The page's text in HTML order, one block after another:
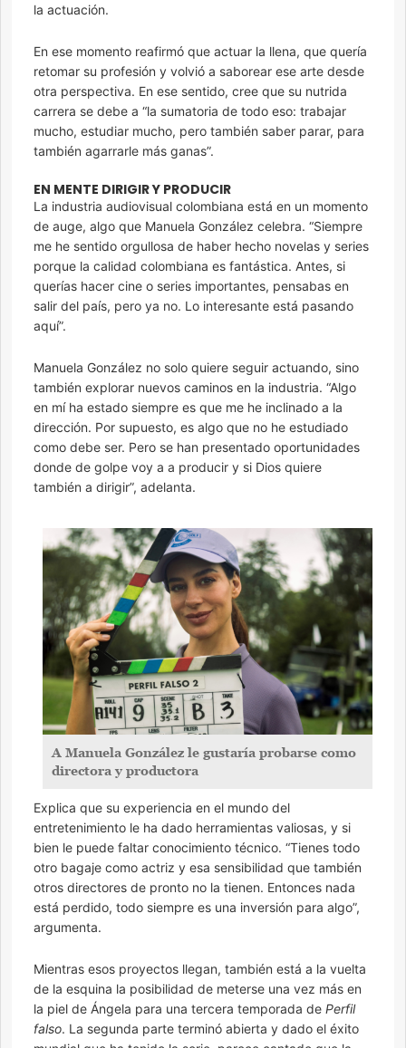
la actuación.
En ese momento reafirmó que actuar la llena, que quería
retomar su profesión y volvió a saborear ese arte desde
otra perspectiva. En ese sentido, cree que su nutrida
carrera se debe a “la sumatoria de todo eso: trabajar
mucho, estudiar mucho, pero también saber parar, para
también agarrarle más ganas”.
EN MENTE DIRIGIR Y PRODUCIR
La industria audiovisual colombiana está en un momento
de auge, algo que Manuela González celebra. “Siempre
me he sentido orgullosa de haber hecho novelas y series
porque la calidad colombiana es fantástica. Antes, si
querías hacer cine o series importantes, pensabas en
salir del país, pero ya no. Lo interesante está pasando
aquí”.
Manuela González no solo quiere seguir actuando, sino
también explorar nuevos caminos en la industria. “Algo
en mí ha estado siempre es que me he inclinado a la
dirección. Por supuesto, es algo que no he estudiado
como debe ser. Pero se han presentado oportunidades
donde de golpe voy a a producir y si Dios quiere
también a dirigir”, adelanta.
A Manuela González le gustaría probarse como
directora y productora
Explica que su experiencia en el mundo del
entretenimiento le ha dado herramientas valiosas, y si
bien le puede faltar conocimiento técnico. “Tienes todo
otro bagaje como actriz y esa sensibilidad que también
otros directores de pronto no la tienen. Entonces nada
está perdido, todo siempre es una inversión para algo”,
argumenta.
Mientras esos proyectos llegan, también está a la vuelta
de la esquina la posibilidad de meterse una vez más en
la piel de Ángela para una tercera temporada de Perfil
falso. La segunda parte terminó abierta y dado el éxito